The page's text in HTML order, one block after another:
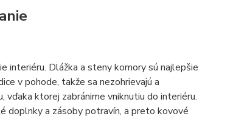
interiéru. Dlážka a steny komory sú najlepšie
v pohode, takže sa nezohrievajú a
ktorej zabránime vniknutiu do interiéru.
doplnky a zásoby potravín, a preto kovové